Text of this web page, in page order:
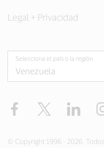
Legal + Privacidad
Selecciona el país o la región
Facebook Twitter
© Copyright 1996 - 2026.